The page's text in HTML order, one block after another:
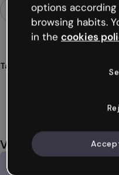
Tags
Você também pode
options
browsing habits.
in the cookies